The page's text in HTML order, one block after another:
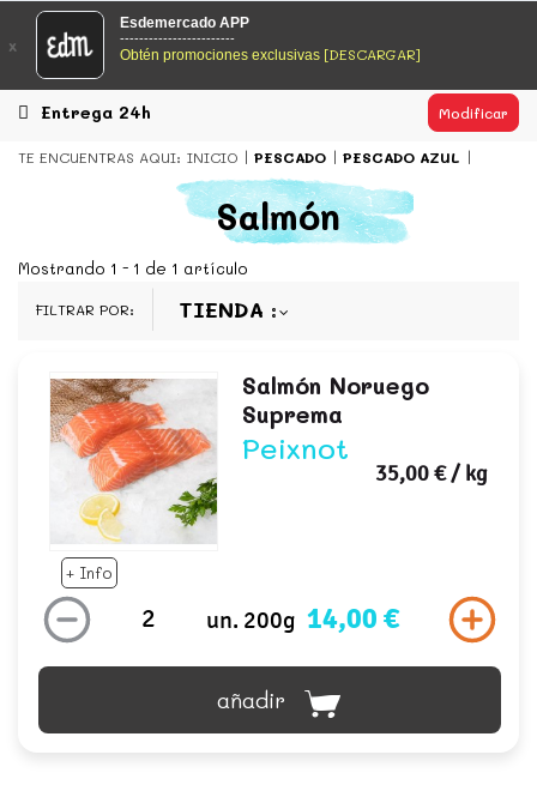
EsDeMercado.com
EsDeMercado.com
los mejores mercados de Barcelona y de productores
locales.
READ MORE
EsDeMercado.com
te lleva a casa los mejores productos de
los mejores mercados de Barcelona y de productores
x
Esdemercado APP
------------------------
Obtén promociones exclusivas [DESCARGAR]
Entrega 24h Modificar
TE ENCUENTRAS AQUI: INICIO PESCADO PESCADO AZUL
Salmón
Mostrando 1 - 1 de 1 artículo
FILTRAR POR: TIENDA
+ Info
Salmón Noruego
Suprema
Peixnot
35,00 €/ kg
un. 200g 14,00 €
añadir